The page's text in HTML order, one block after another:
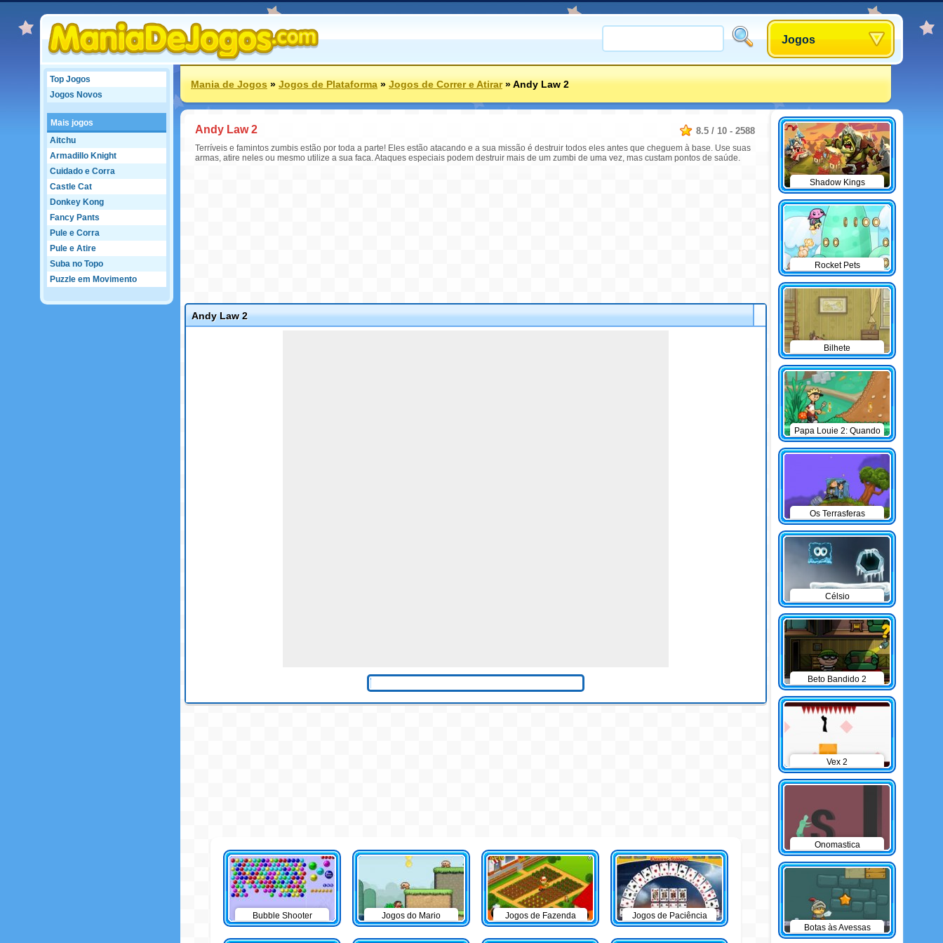
Jogos
Top Jogos
Jogos Novos
Mais jogos
Aitchu
Armadillo Knight
Cuidado e Corra
Castle Cat
Donkey Kong
Fancy Pants
Pule e Corra
Pule e Atire
Suba no Topo
Puzzle em Movimento
Mania de Jogos»Jogos de Plataforma»Jogos de Correr e Atirar»Andy Law 2
8.5 / 10 - 2588
Andy Law 2
Terríveis e famintos zumbis estão por toda a parte! Eles estão atacando e a sua missão é destruir todos eles antes que cheguem à base. Use suas
armas, atire neles ou mesmo utilize a sua faca. Ataques especiais podem destruir mais de um zumbi de uma vez, mas custam pontos de saúde.
Andy Law 2
Bubble Shooter Jogos do Mario Jogos de Fazenda Jogos de Paciência
Shadow Kings
Rocket Pets
Bilhete
Papa Louie 2: Quando
os Hambúrgueres
Atacam
Os Terrasferas
Célsio
Beto Bandido 2
Vex 2
Onomastica
Botas às Avessas